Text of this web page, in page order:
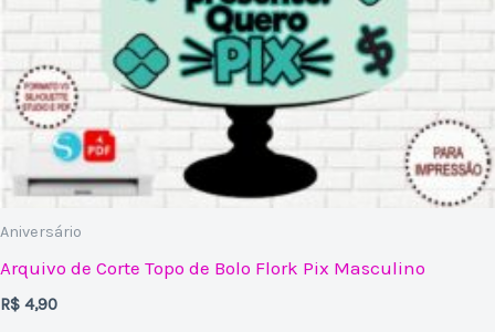
Aniversário
Arquivo de Corte Topo de Bolo Flork Pix Masculino
R$ 4,90